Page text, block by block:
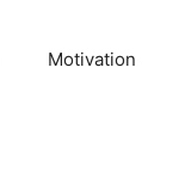
Motivation